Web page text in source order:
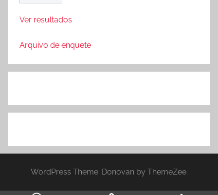
Ver resultados
Arquivo de enquete
WordPress Theme: Donovan by ThemeZee.